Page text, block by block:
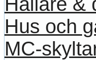
Hus och
MC-